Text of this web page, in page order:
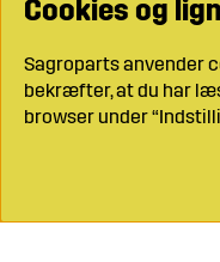
Cookies og
Sagroparts anvender
bekræfter, at du har
browser under